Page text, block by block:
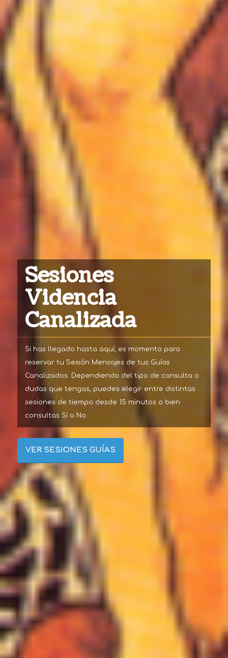
Sesiones
Videncia
Canalizada
Si has llegado hasta aquí, es momento para
reservar tu Sesión Mensajes de tus Guías
Canalizados. Dependiendo del tipo de consulta o
dudas que tengas, puedes elegir entre distintas
sesiones de tiempo desde 15 minutos o bien
consultas Sí o No.
VER SESIONES GUÍAS